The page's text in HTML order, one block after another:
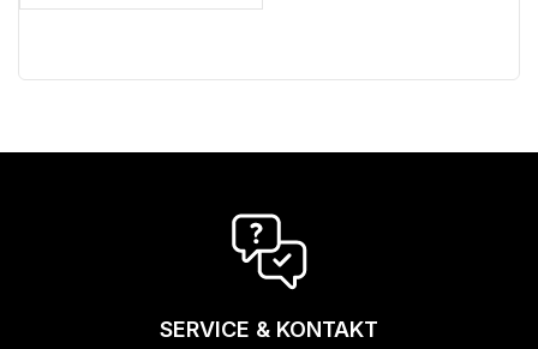
SERVICE & KONTAKT